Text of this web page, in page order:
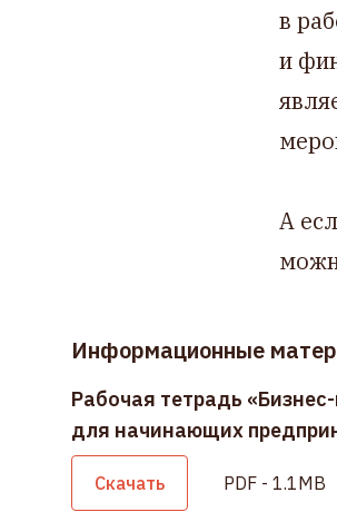
в
и
А
Информационные
Рабочая тетрадь
для начинающих
Скачать PDF - 1.1MB